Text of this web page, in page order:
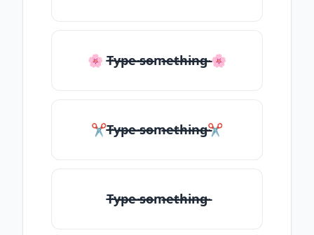
🌸 T̶̴y̶̴p̶̴e̶̴ ̶̴s̶̴o̶̴m̶̴e̶̴t̶̴h̶̴i̶̴n̶̴g̶̴ 🌸
✂T̶̴y̶̴p̶̴e̶̴ ̶̴s̶̴o̶̴m̶̴e̶̴t̶̴h̶̴i̶̴n̶̴g̶̴✂
T̶̴y̶̴p̶̴e̶̴ ̶̴s̶̴o̶̴m̶̴e̶̴t̶̴h̶̴i̶̴n̶̴g̶̴